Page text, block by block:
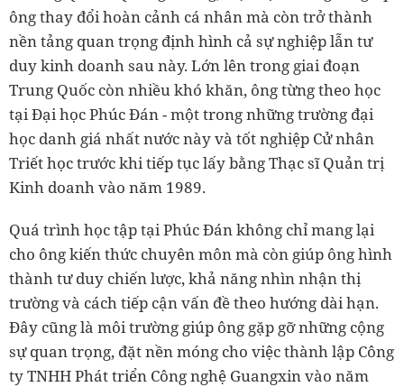
ông thay đổi hoàn cảnh cá nhân mà còn trở thành
nền tảng quan trọng định hình cả sự nghiệp lẫn tư
duy kinh doanh sau này. Lớn lên trong giai đoạn
Trung Quốc còn nhiều khó khăn, ông từng theo học
tại Đại học Phúc Đán - một trong những trường đại
học danh giá nhất nước này và tốt nghiệp Cử nhân
Triết học trước khi tiếp tục lấy bằng Thạc sĩ Quản trị
Kinh doanh vào năm 1989.
Quá trình học tập tại Phúc Đán không chỉ mang lại
cho ông kiến thức chuyên môn mà còn giúp ông hình
thành tư duy chiến lược, khả năng nhìn nhận thị
trường và cách tiếp cận vấn đề theo hướng dài hạn.
Đây cũng là môi trường giúp ông gặp gỡ những cộng
sự quan trọng, đặt nền móng cho việc thành lập Công
ty TNHH Phát triển Công nghệ Guangxin vào năm